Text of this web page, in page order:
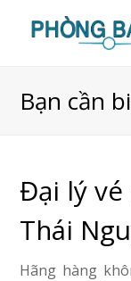
Bạn cần
Đại lý vé
Thái
Hãng hàng